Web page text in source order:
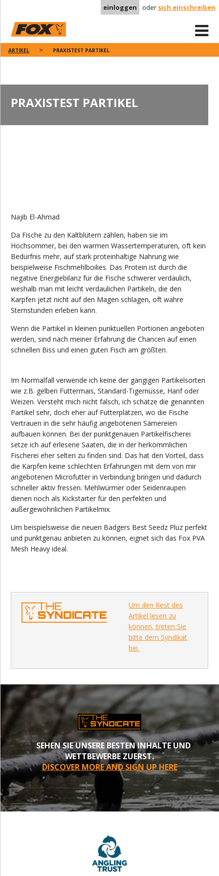
einloggen oder sich einschreiben
ARTIKEL PRAXISTEST PARTIKEL
PRAXISTEST PARTIKEL
Najib El-Ahmad
Da Fische zu den Kaltblütern zählen, haben sie im
Hochsommer, bei den warmen Wassertemperaturen, oft kein
Bedürfnis mehr, auf stark proteinhaltige Nahrung wie
beispielweise Fischmehlboilies. Das Protein ist durch die
negative Energiebilanz für die Fische schwerer verdaulich,
weshalb man mit leicht verdaulichen Partikeln, die den
Karpfen jetzt nicht auf den Magen schlagen, oft wahre
Sternstunden erleben kann.
Wenn die Partikel in kleinen punktuellen Portionen angeboten
werden, sind nach meiner Erfahrung die Chancen auf einen
schnellen Biss und einen guten Fisch am größten.
Im Normalfall verwende ich keine der gängigen Partikelsorten
wie z.B. gelben Futtermais, Standard-Tigernüsse, Hanf oder
Weizen. Versteht mich nicht falsch, ich schätze die genannten
Partikel sehr, doch eher auf Futterplätzen, wo die Fische
Vertrauen in die sehr häufig angebotenen Sämereien
aufbauen können. Bei der punktgenauen Partikelfischerei
setze ich auf erlesene Saaten, die in der herkömmlichen
Fischerei eher selten zu finden sind. Das hat den Vorteil, dass
die Karpfen keine schlechten Erfahrungen mit dem von mir
angebotenen Microfutter in Verbindung bringen und dadurch
schneller aktiv fressen. Mehlwürmer oder Seidenraupen
dienen noch als Kickstarter für den perfekten und
außergewöhnlichen Partikelmix.
Um beispielsweise die neuen Badgers Best Seedz Pluz perfekt
und punktgenau anbieten zu können, eignet sich das Fox PVA
Mesh Heavy ideal.
Um den Rest des
Artikel lesen zu
können, treten Sie
bitte dem Syndikat
bei.
SEHEN SIE UNSERE BESTEN INHALTE UND
WETTBEWERBE ZUERST.
DISCOVER MORE AND SIGN UP HERE